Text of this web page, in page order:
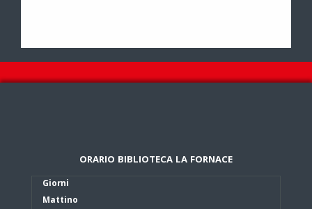
ORARIO BIBLIOTECA LA FORNACE
Giorni
Mattino